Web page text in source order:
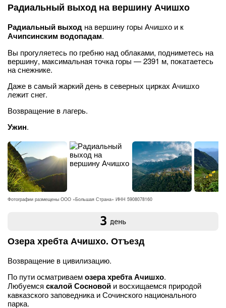
Радиальный выход на вершину Ачишхо
Радиальный выход на вершину горы Ачишхо и к
Ачипсинским водопадам.
Вы прогуляетесь по гребню над облаками, подниметесь на
вершину, максимальная точка горы — 2391 м, покатаетесь
на снежнике.
Даже в самый жаркий день в северных цирках Ачишхо
лежит снег.
Возвращение в лагерь.
Ужин.
Фотографии размещены ООО «Большая Страна» ИНН 5908078160
3 день
Озера хребта Ачишхо. Отъезд
Возвращение в цивилизацию.
По пути осматриваемозера хребта Ачишхо.
Любуемся скалой Сосновой и восхищаемся природой
кавказского заповедника и Сочинского национального
парка.